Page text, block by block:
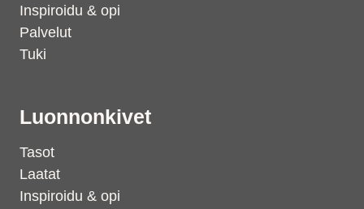
Inspiroidu & opi
Palvelut
Tuki
Luonnonkivet
Tasot
Laatat
Inspiroidu & opi